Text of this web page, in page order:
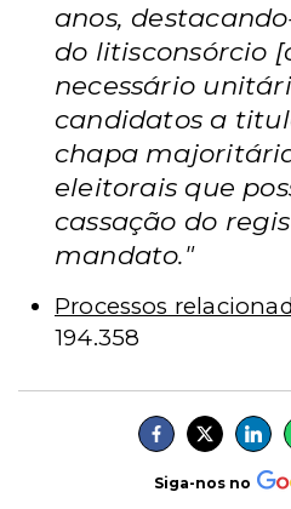
anos,
do litisconsórcio
necessário
candidatos a
chapa
eleitorais que
cassação do
mandato."
Processos
194.358
Siga-nos no